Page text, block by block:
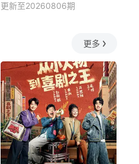
更新至20260806期
更多